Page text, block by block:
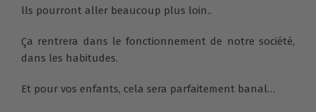
lls pourront aller beaucoup plus loin..
Ça rentrera dans le fonctionnement de notre société,
dans les habitudes.
Et pour vos enfants, cela sera parfaitement banal…